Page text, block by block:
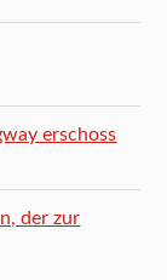
erschoss
der zur